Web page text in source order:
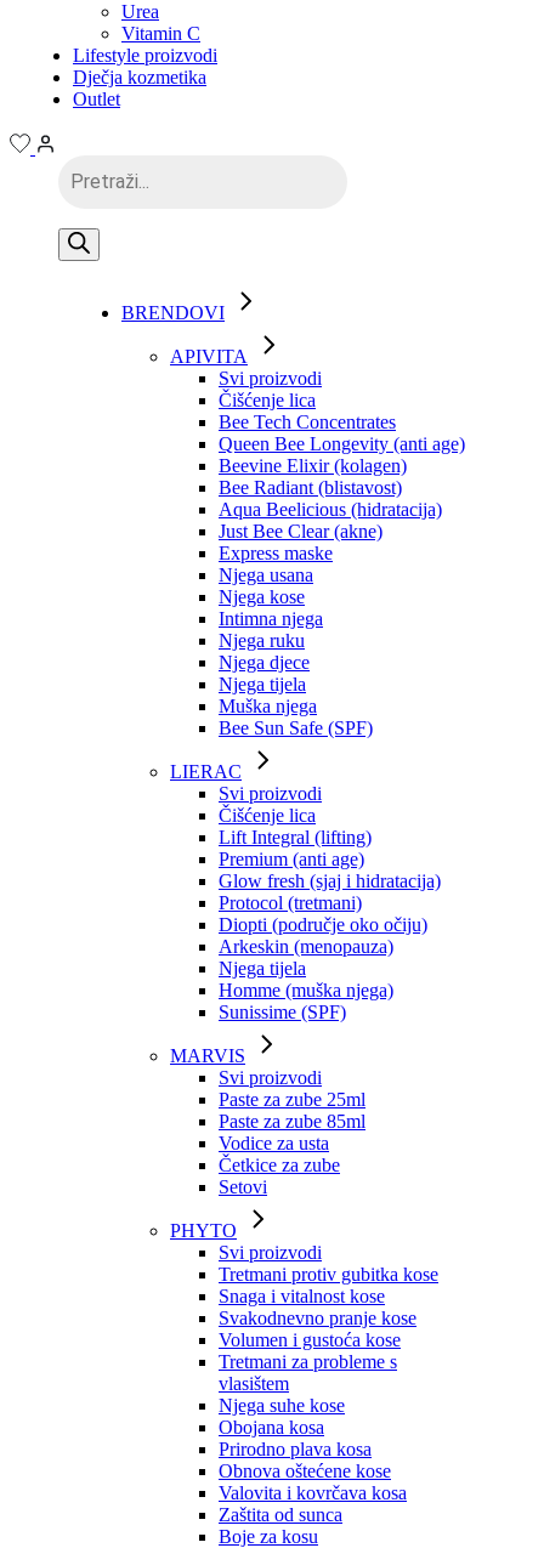
Urea
Vitamin C
Lifestyle proizvodi
Dječja kozmetika
Outlet
search
BRENDOVI
APIVITA
Svi proizvodi
Čišćenje lica
Bee Tech Concentrates
Queen Bee Longevity (anti age)
Beevine Elixir (kolagen)
Bee Radiant (blistavost)
Aqua Beelicious (hidratacija)
Just Bee Clear (akne)
Express maske
Njega usana
Njega kose
Intimna njega
Njega ruku
Njega djece
Njega tijela
Muška njega
Bee Sun Safe (SPF)
LIERAC
Svi proizvodi
Čišćenje lica
Lift Integral (lifting)
Premium (anti age)
Glow fresh (sjaj i hidratacija)
Protocol (tretmani)
Diopti (područje oko očiju)
Arkeskin (menopauza)
Njega tijela
Homme (muška njega)
Sunissime (SPF)
MARVIS
Svi proizvodi
Paste za zube 25ml
Paste za zube 85ml
Vodice za usta
Četkice za zube
Setovi
PHYTO
Svi proizvodi
Tretmani protiv gubitka kose
Snaga i vitalnost kose
Svakodnevno pranje kose
Volumen i gustoća kose
Tretmani za probleme s
vlasištem
Njega suhe kose
Obojana kosa
Prirodno plava kosa
Obnova oštećene kose
Valovita i kovrčava kosa
Zaštita od sunca
Boje za kosu